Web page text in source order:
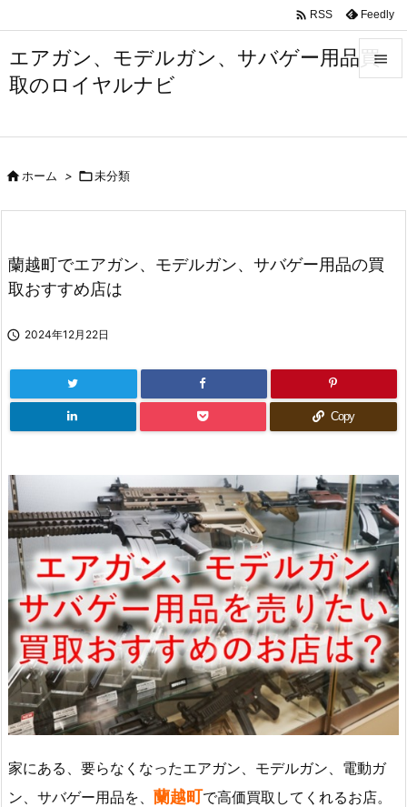
エアガン、モデルガン、サバゲー用品買
取のロイヤルナビ


前へ
次へ
 RSS Feedly
ホーム > 未分類
蘭越町でエアガン、モデルガン、サバゲー用品の買
取おすすめ店は
 2024年12月22日
Copy
家にある、要らなくなったエアガン、モデルガン、電動ガ
ン、サバゲー用品を、 蘭越町で高価買取してくれるお店。